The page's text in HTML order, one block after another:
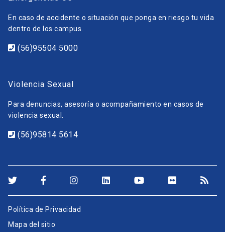
En caso de accidente o situación que ponga en riesgo tu vida
dentro de los campus.
(56)95504 5000
Violencia Sexual
Para denuncias, asesoría o acompañamiento en casos de
violencia sexual.
(56)95814 5614
Política de Privacidad
Mapa del sitio